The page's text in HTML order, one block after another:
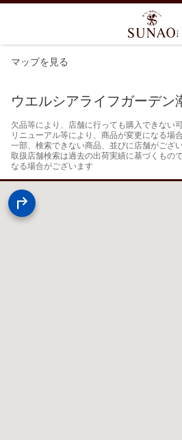
マップを見る
ウエルシアライフガーデン
欠品等により、店舗に行っても購入できない
リニューアル等により、商品が変更になる場
一部、検索できない商品、並びに店舗がござ
取扱店舗検索は過去の出荷実績に基づくもの
なる場合がございます